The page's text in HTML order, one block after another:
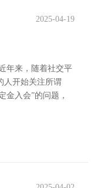
2025-04-19
年来，随着社交平
人开始关注所谓
金入会”的问题，